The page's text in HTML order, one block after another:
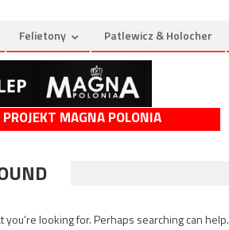
Felietony Patlewicz & Holocher
MAGNA POLONIA
you’re looking for. Perhaps searching can help.